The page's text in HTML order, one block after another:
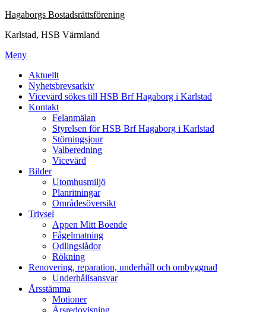
Hoppa
innehåll
Hagaborgs Bostadsrättsförening
Karlstad, HSB Värmland
Meny
Aktuellt
Nyhetsbrevsarkiv
Vicevärd sökes till HSB Brf Hagaborg i Karlstad
Kontakt
Felanmälan
Styrelsen för HSB Brf Hagaborg i Karlstad
Störningsjour
Valberedning
Vicevärd
Bilder
Utomhusmiljö
Planritningar
Områdesöversikt
Trivsel
Appen Mitt Boende
Fågelmatning
Odlingslådor
Rökning
Renovering, reparation, underhåll och ombyggnad
Underhållsansvar
Årsstämma
Motioner
Årsredovisning